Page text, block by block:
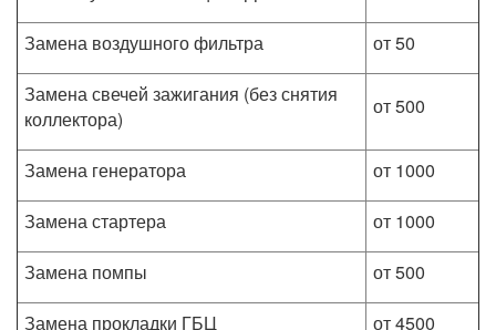
Замена воздушного фильтра
от 50
Замена свечей зажигания (без снятия
коллектора)
от 500
Замена генератора
от 1000
Замена стартера
от 1000
Замена помпы
от 500
Замена прокладки ГБЦ
от 4500